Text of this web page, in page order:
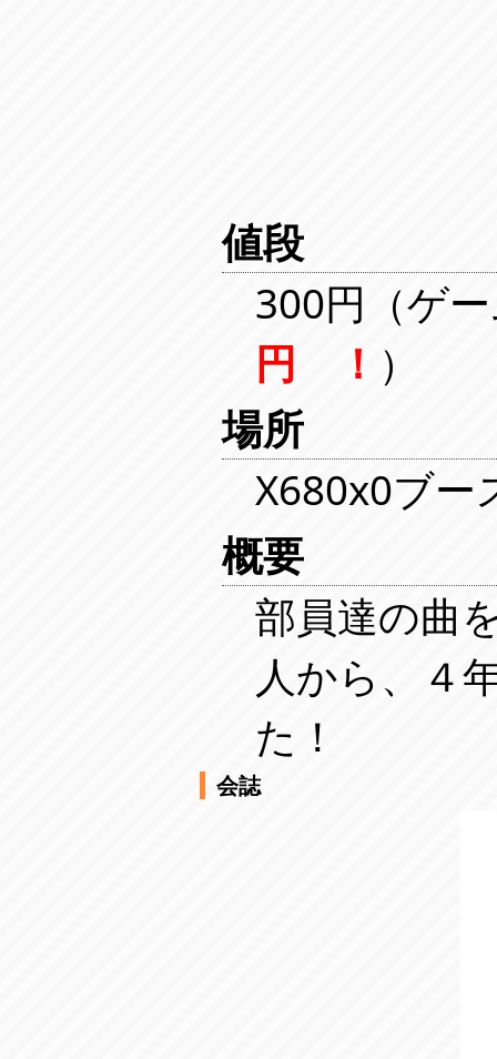
値段
300円（ゲ
円 ！ ）
場所
X680x0ブー
概要
部員達の曲
人から、４
た！
会誌